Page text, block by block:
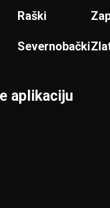
Raški
Severnobački
aplikaciju